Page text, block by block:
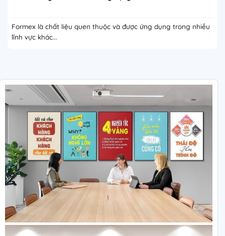
Formex là chất liệu quen thuộc và được ứng dụng trong nhiều
lĩnh vực khác...